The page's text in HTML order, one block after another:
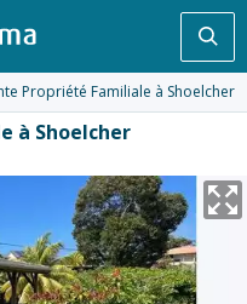
Propriété Familiale à Shoelcher
à Shoelcher